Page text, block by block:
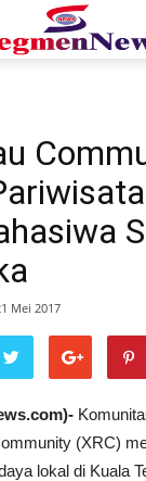
Mei 2017
(XRC)
lokal di Kuala